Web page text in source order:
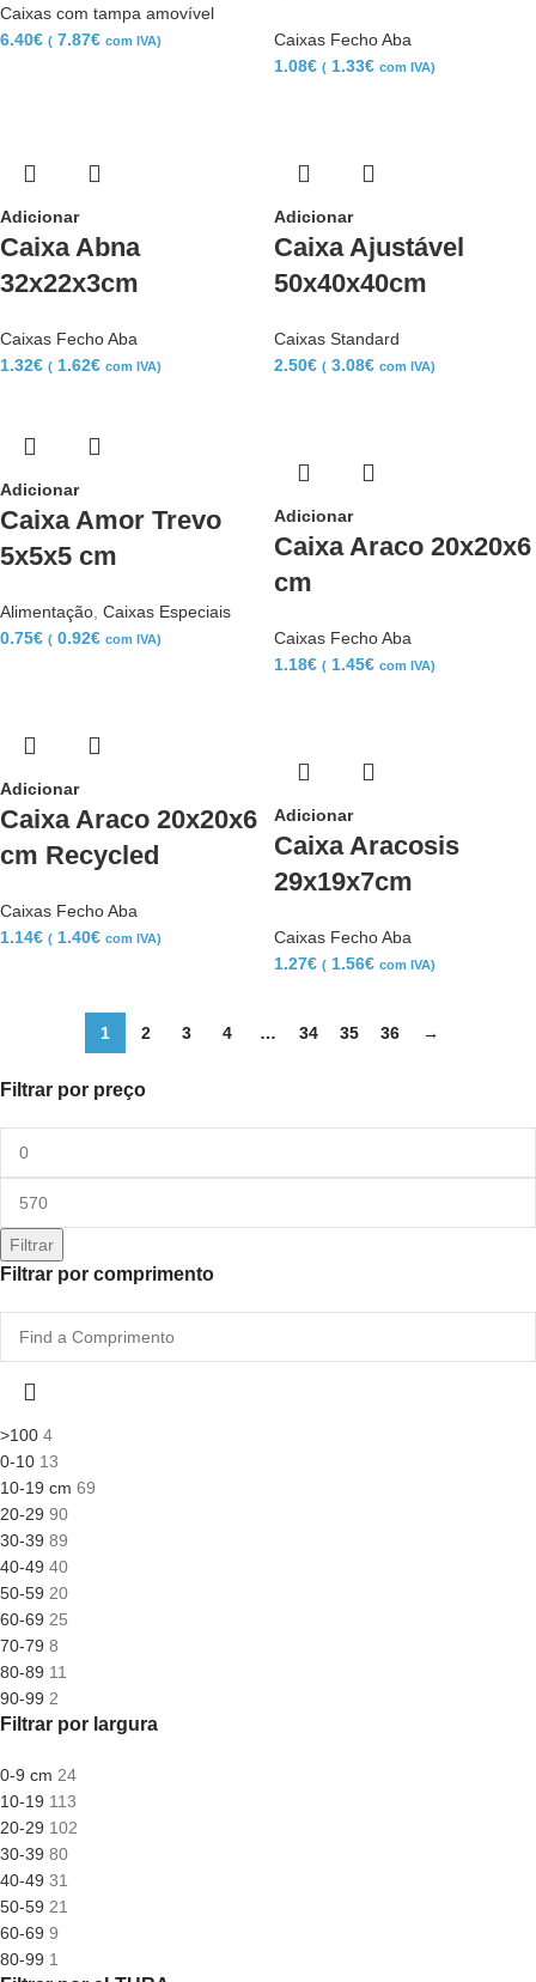
Filtrar por preço
Filtrar
Filtrar por comprimento
>100 4
0-10 13
10-19 cm 69
20-29 90
30-39 89
40-49 40
50-59 20
60-69 25
70-79 8
80-89 11
90-99 2
Filtrar por largura
0-9 cm 24
10-19 113
20-29 102
30-39 80
40-49 31
50-59 21
60-69 9
80-99 1
Caixas com tampa amovível
6.40€ ( 7.87€ com IVA)
Caixas Fecho Aba
1.08€ ( 1.33€ com IVA)
Adicionar
Caixa Abna
32x22x3cm
Caixas Fecho Aba
1.32€ ( 1.62€ com IVA)
Adicionar
Caixa Ajustável
50x40x40cm
Caixas Standard
2.50€ ( 3.08€ com IVA)
Adicionar
Caixa Amor Trevo
5x5x5 cm
Alimentação Caixas Especiais
0.75€ ( 0.92€ com IVA)
Adicionar
Caixa Araco 20x20x6
cm
Caixas Fecho Aba
1.18€ ( 1.45€ com IVA)
Adicionar
Caixa Araco 20x20x6
cm Recycled
Caixas Fecho Aba
1.14€ ( 1.40€ com IVA)
Adicionar
Caixa Aracosis
29x19x7cm
Caixas Fecho Aba
1.27€ ( 1.56€ com IVA)
1 2 3 4 … 34 35 36 →